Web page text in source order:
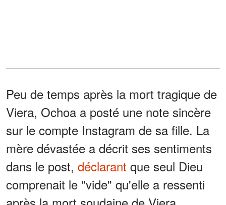
Peu de temps après la mort tragique de
Viera, Ochoa a posté une note sincère
sur le compte Instagram de sa fille. La
mère dévastée a décrit ses sentiments
dans le post, déclarant que seul Dieu
comprenait le "vide" qu'elle a ressenti